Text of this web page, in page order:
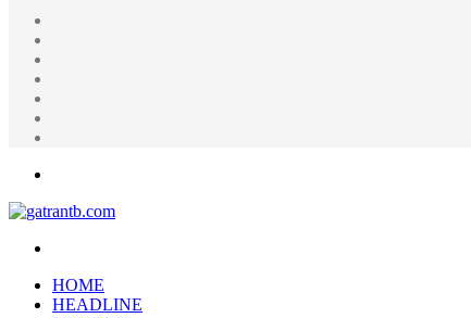
HOME
HEADLINE